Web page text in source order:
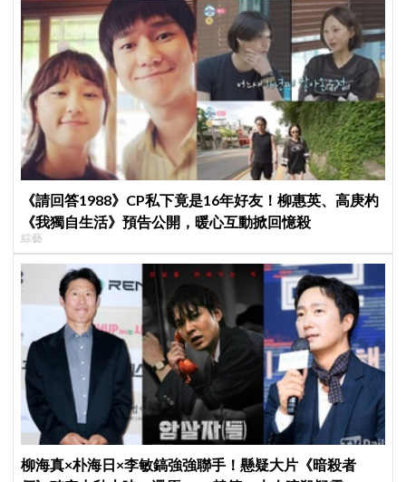
《請回答1988》CP私下竟是16年好友！柳惠英、高庚杓
《我獨自生活》預告公開，暖心互動掀回憶殺
綜藝
柳海真×朴海日×李敏鎬強強聯手！懸疑大片《暗殺者